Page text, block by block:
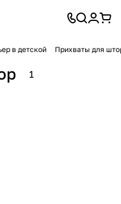
в детской Прихваты для
1